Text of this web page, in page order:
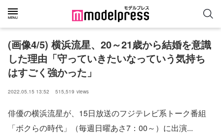
(画像4/5) 横浜流星、20～21歳から結婚を意識
した理由「守っていきたいなっていう気持ち
はすごく強かった」
2022.05.15 13:52 515,519 views
俳優の横浜流星が、15日放送のフジテレビ系トーク番組
「ボクらの時代」（毎週日曜あさ7：00～）に出演...